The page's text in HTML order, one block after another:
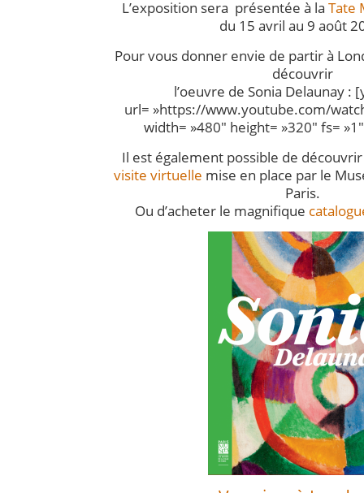
L’exposition sera présentée à la Tate
du 15 avril au 9 août
Pour vous donner envie de partir à
découvrir
l’oeuvre de Sonia Delaunay :
url= »https://www.youtube.com/
width= »480″ height= »320″ fs=
Il est également possible de
visite virtuelle mise en place par le
Paris.
Ou d’acheter le magnifique